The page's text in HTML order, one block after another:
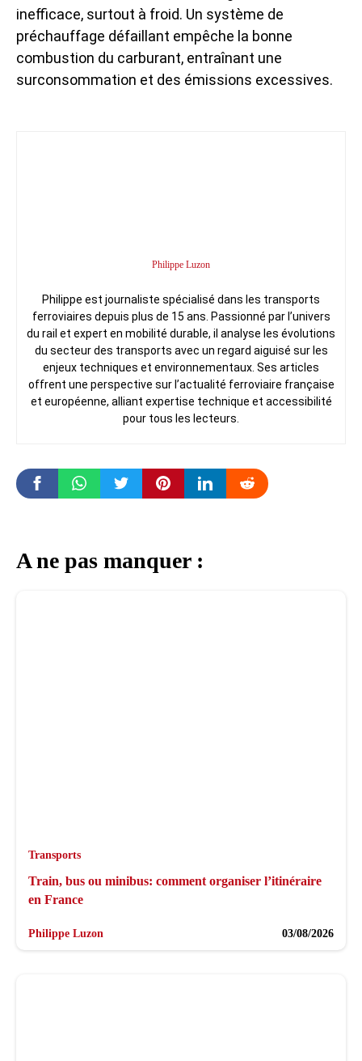
inefficace, surtout à froid. Un système de
préchauffage défaillant empêche la bonne
combustion du carburant, entraînant une
surconsommation et des émissions excessives.
Philippe Luzon
Philippe est journaliste spécialisé dans les transports
ferroviaires depuis plus de 15 ans. Passionné par l’univers
du rail et expert en mobilité durable, il analyse les évolutions
du secteur des transports avec un regard aiguisé sur les
enjeux techniques et environnementaux. Ses articles
offrent une perspective sur l’actualité ferroviaire française
et européenne, alliant expertise technique et accessibilité
pour tous les lecteurs.
A ne pas manquer :
Transports
Train, bus ou minibus: comment organiser l’itinéraire
en France
Philippe Luzon 03/08/2026